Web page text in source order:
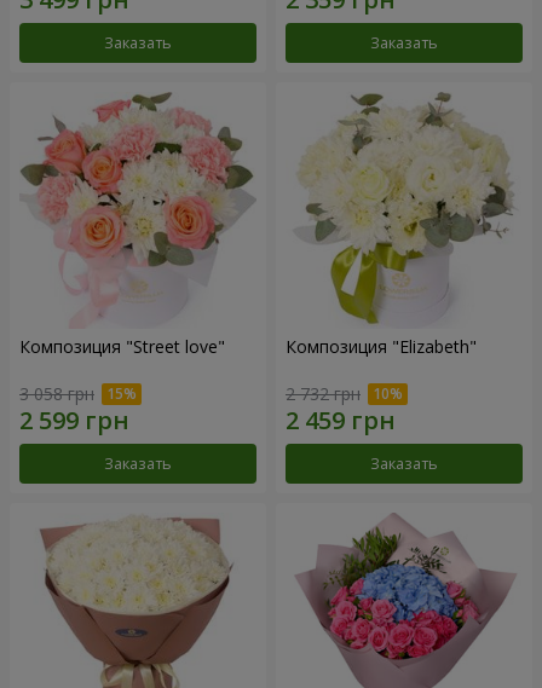
Заказать Заказать
Композиция "Street love"
3 058 грн
Заказать
Композиция "Elizabeth"
2 732 грн
Заказать